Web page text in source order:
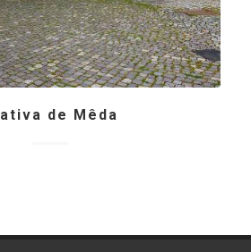
de Mêda